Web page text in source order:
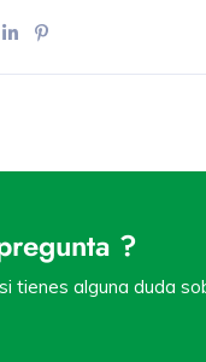
?
tienes alguna duda